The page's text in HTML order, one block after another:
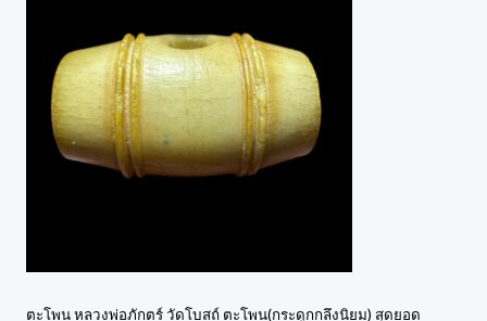
ตะโพน หลวงพ่อภักตร์ วัดโบสถ์ ตะโพน(กระดูกกลึงนิยม) สุดยอด